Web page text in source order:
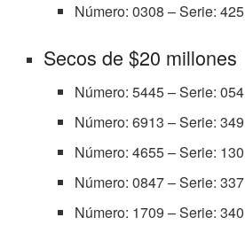
Número: 0308 – Serie: 425
Secos de $20 millones
Número: 5445 – Serie: 054
Número: 6913 – Serie: 349
Número: 4655 – Serie: 130
Número: 0847 – Serie: 337
Número: 1709 – Serie: 340